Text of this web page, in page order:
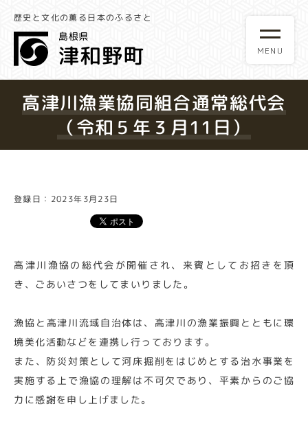
歴史と文化の薫る日本のふるさと
高津川漁業協同組合通常総代会
（令和５年３月11日）
登録日：2023年3月23日
高津川漁協の総代会が開催され、来賓としてお招きを頂
き、ごあいさつをしてまいりました。
漁協と高津川流域自治体は、高津川の漁業振興とともに環
境美化活動などを連携し行っております。
また、防災対策として河床掘削をはじめとする治水事業を
実施する上で漁協の理解は不可欠であり、平素からのご協
力に感謝を申し上げました。